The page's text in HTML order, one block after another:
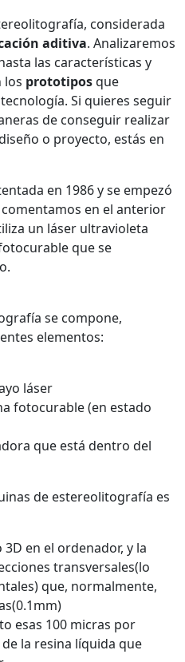
considerada
aditiva. Analizaremos
las características y
los prototiposque
Si quieres seguir
de conseguir realizar
o proyecto, estás en
en 1986 y se empezó
en el anterior
un láser ultravioleta
que se
se compone,
elementos:
láser
fotocurable (en estado
que está dentro del
de estereolitografía es
en el ordenador, y la
transversales(lo
que, normalmente,
esas 100 micras por
la resina líquida que